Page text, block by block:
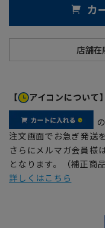
カ
【 アイコンについて】
注文画面でお急ぎ発送
さらにメルマガ会員様
となります。（補正商
詳しくはこちら